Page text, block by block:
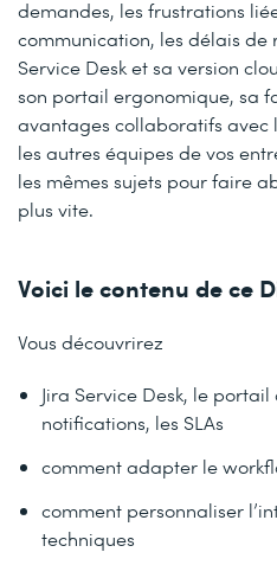
demandes, les frustrations
communication, les délais de
Service Desk et sa version
son portail ergonomique, sa
avantages collaboratifs avec
les autres équipes de vos
les mêmes sujets pour faire
plus vite.
Voici le contenu de ce
Vous découvrirez
Jira Service Desk, le
notifications, les SLAs
comment adapter le
comment personnaliser
techniques